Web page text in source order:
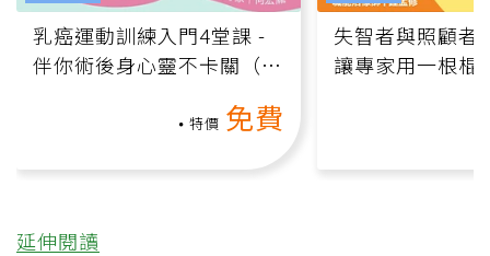
乳癌運動訓練入門4堂課 -
伴你術後身心靈不卡關（線
特價 免費
失智者與照顧者
讓專家用一根棍
延伸閱讀